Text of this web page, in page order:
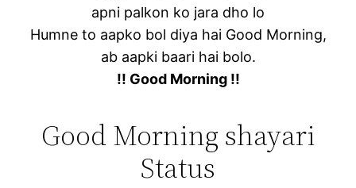
apni palkon ko jara dho lo
Humne to aapko bol diya hai Good Morning,
ab aapki baari hai bolo.
!! Good Morning !!
Good Morning shayari
Status